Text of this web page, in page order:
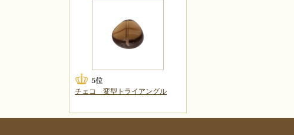
チェコ 変型トライアングル